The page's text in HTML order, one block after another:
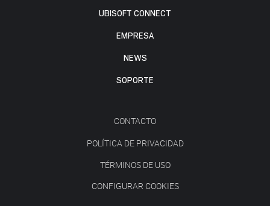
UBISOFT CONNECT
EMPRESA
NEWS
SOPORTE
CONTACTO
POLÍTICA DE PRIVACIDAD
TÉRMINOS DE USO
CONFIGURAR COOKIES